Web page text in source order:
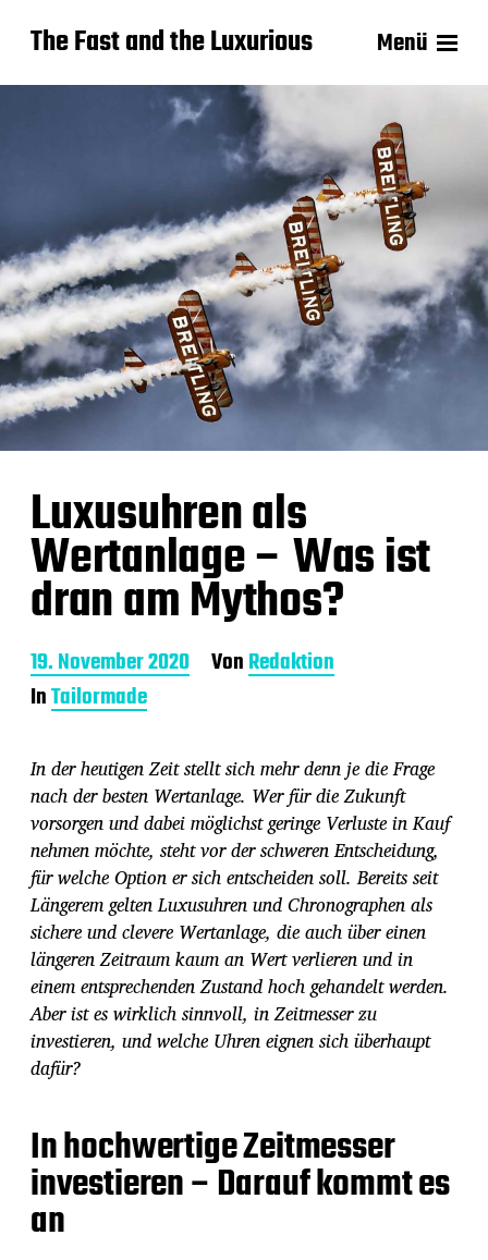
The Fast and the Luxurious Menü
Luxusuhren als
Wertanlage – Was ist
dran am Mythos?
B
e
i
a
g
s
d
a
t
u
m
19. November 2020 VonRedaktion
InTailormade
In der heutigen Zeit stellt sich mehr denn je die Frage
nach der besten Wertanlage. Wer für die Zukunft
vorsorgen und dabei möglichst geringe Verluste in Kauf
nehmen möchte, steht vor der schweren Entscheidung,
für welche Option er sich entscheiden soll. Bereits seit
Längerem gelten Luxusuhren und Chronographen als
sichere und clevere Wertanlage, die auch über einen
längeren Zeitraum kaum an Wert verlieren und in
einem entsprechenden Zustand hoch gehandelt werden.
Aber ist es wirklich sinnvoll, in Zeitmesser zu
investieren, und welche Uhren eignen sich überhaupt
dafür?
In hochwertige Zeitmesser
investieren – Darauf kommt es
an